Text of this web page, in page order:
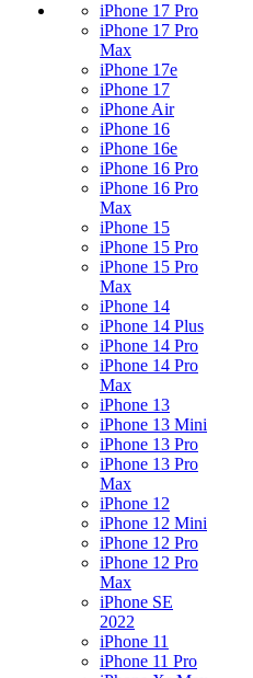
iPhone 17 Pro
iPhone 17 Pro
Max
iPhone 17e
iPhone 17
iPhone Air
iPhone 16
iPhone 16e
iPhone 16 Pro
iPhone 16 Pro
Max
iPhone 15
iPhone 15 Pro
iPhone 15 Pro
Max
iPhone 14
iPhone 14 Plus
iPhone 14 Pro
iPhone 14 Pro
Max
iPhone 13
iPhone 13 Mini
iPhone 13 Pro
iPhone 13 Pro
Max
iPhone 12
iPhone 12 Mini
iPhone 12 Pro
iPhone 12 Pro
Max
iPhone SE
2022
iPhone 11
iPhone 11 Pro